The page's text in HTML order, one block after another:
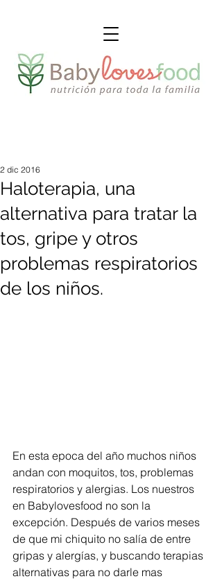
Haloterapia, una
alternativa para tratar la
tos, gripe y otros
problemas respiratorios
de los niños.
2 dic 2016
En esta epoca del año muchos niños
andan con moquitos, tos, problemas
respiratorios y alergias. Los nuestros
en Babylovesfood no son la
excepción. Después de varios meses
de que mi chiquito no salía de entre
gripas y alergías, y buscando terapias
alternativas para no darle mas